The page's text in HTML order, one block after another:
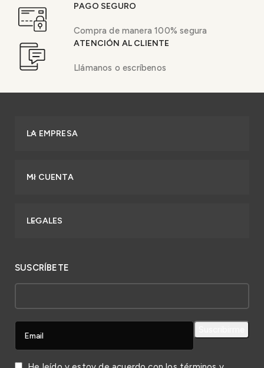
PAGO SEGURO
Compra de manera 100% segura
ATENCIÓN AL CLIENTE
Llámanos o escríbenos
LA EMPRESA
MI CUENTA
LEGALES
SUSCRÍBETE